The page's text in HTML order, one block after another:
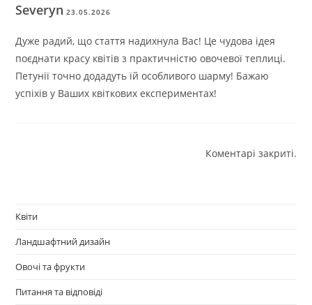
Severyn 23.05.2026
Дуже радий, що стаття надихнула Вас! Це чудова ідея
поєднати красу квітів з практичністю овочевої теплиці.
Петунії точно додадуть їй особливого шарму! Бажаю
успіхів у Ваших квіткових експериментах!
Коментарі закриті.
Квіти
Ландшафтний дизайн
Овочі та фрукти
Питання та відповіді